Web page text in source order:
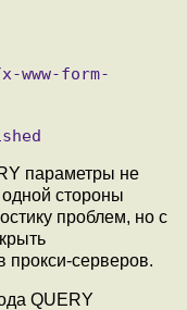
параметры не
стороны
проблем, но с
прокси-серверов.
QUERY